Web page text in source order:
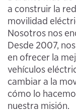
a construir la
movilidad
Nosotros nos
Desde 2007,
en ofrecer la
vehículos
cambiar a la
cómo lo
nuestra misión.